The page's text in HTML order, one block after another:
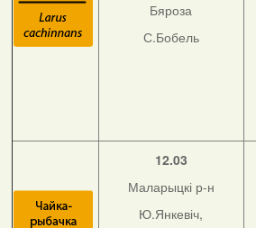
Бяроза
С.Бобель
12.03
Маларыцкі р-н
Ю.Янкевіч,